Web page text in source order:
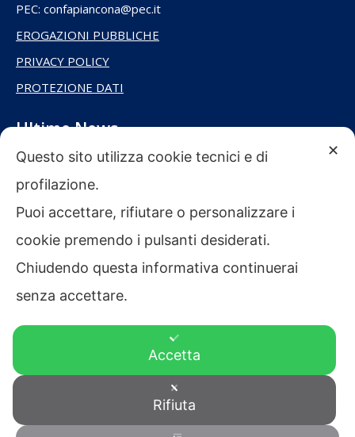
PEC: confapiancona@pec.it
EROGAZIONI PUBBLICHE
PRIVACY POLICY
PROTEZIONE DATI
Ultime News
BUONE VACANZE DA CONFAPI INDUSTRIA
ANCONA!
SAVE THE DATE: “LE MARCHE: TERRA DI
ORGANIZZATO DA CONFAPI INDUSTRIA
✕
Questo sito utilizza cookie tecnici e di
profilazione.
Puoi accettare, rifiutare o personalizzare i
cookie premendo i pulsanti desiderati.
Chiudendo questa informativa continuerai
senza accettare.
Accetta
Rifiuta